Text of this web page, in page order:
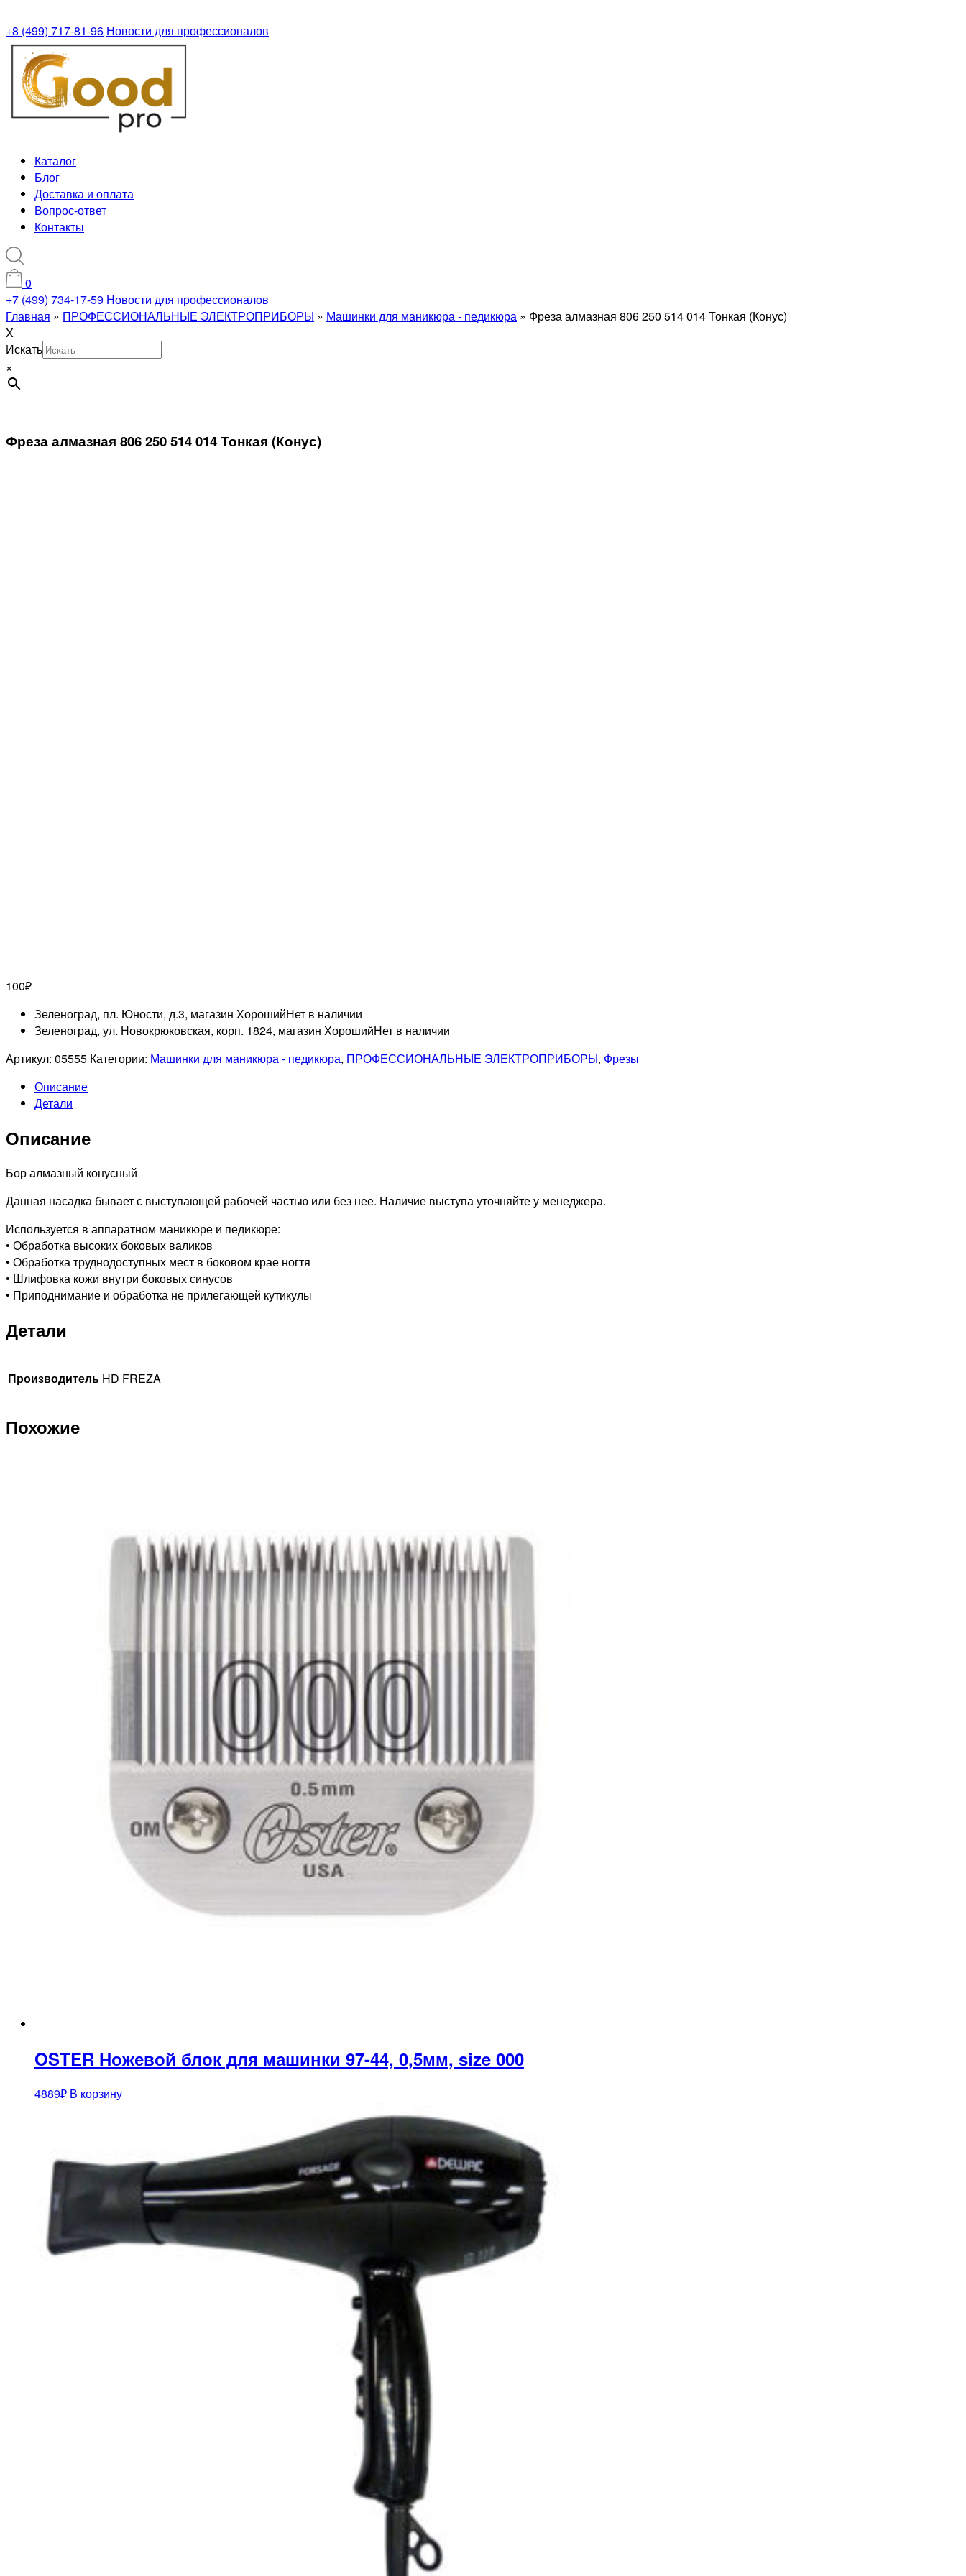
+8 (499) 717-81-96 Новости для профессионалов
Каталог
Блог
Доставка и оплата
Вопрос-ответ
Контакты
0
+7 (499) 734-17-59 Новости для профессионалов
Главная » ПРОФЕССИОНАЛЬНЫЕ ЭЛЕКТРОПРИБОРЫ » Машинки для маникюра - педикюра » Фреза алмазная 806 250 514 014 Тонкая (Конус)
X
Искать
×
Фреза алмазная 806 250 514 014 Тонкая (Конус)
100₽
Зеленоград, пл. Юности, д.3, магазин ХорошийНет в наличии
Зеленоград, ул. Новокрюковская, корп. 1824, магазин ХорошийНет в наличии
Артикул: 05555 Категории: Машинки для маникюра - педикюра, ПРОФЕССИОНАЛЬНЫЕ ЭЛЕКТРОПРИБОРЫ, Фрезы
Описание
Детали
Описание
Бор алмазный конусный
Данная насадка бывает с выступающей рабочей частью или без нее. Наличие выступа уточняйте у менеджера.
Используется в аппаратном маникюре и педикюре:
• Обработка высоких боковых валиков
• Обработка труднодоступных мест в боковом крае ногтя
• Шлифовка кожи внутри боковых синусов
• Приподнимание и обработка не прилегающей кутикулы
Детали
Производитель HD FREZA
Похожие
OSTER Ножевой блок для машинки 97-44, 0,5мм, size 000
4889₽ В корзину